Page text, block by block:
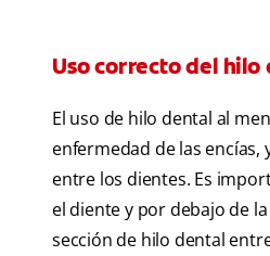
Uso correcto del hilo
El uso de hilo dental al
enfermedad de las
entre los dientes. Es
el diente y por debajo de
sección de hilo dental